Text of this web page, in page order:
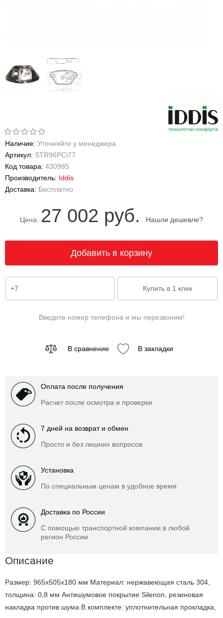
Наличие: Уточняйте у менеджера
Артикул: STR96PCi77
Код товара: 430985
Производитель: Iddis
Доставка: Бесплатно
Цена: 27 002 руб. Нашли дешевле?
Введите номер телефона и мы перезвоним!
В сравнение В закладки
Оплата после получения
Расчет после осмотра и проверки
7 дней на возврат и обмен
Просто и без лишних вопросов
Установка
По специальным ценам в удобное время
Доставка по России
С помощью транспортной компании в любой
регион России
Описание
Размер: 965х505х180 мм Материал: нержавеющая сталь 304,
толщина: 0,8 мм Антишумовое покрытие Silenon, резиновая
накладка против шума В комплекте: уплотнительная прокладка,